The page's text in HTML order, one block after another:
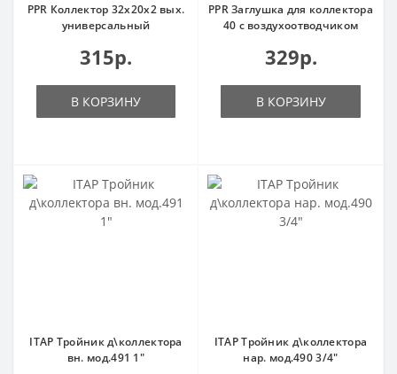
PPR Коллектор 32х20х2 вых.
универсальный
315р.
В КОРЗИНУ
PPR Заглушка для коллектора
40 с воздухоотводчиком
329р.
В КОРЗИНУ
ITAP Тройник д\коллектора
вн. мод.491 1"
ITAP Тройник д\коллектора
нар. мод.490 3/4"